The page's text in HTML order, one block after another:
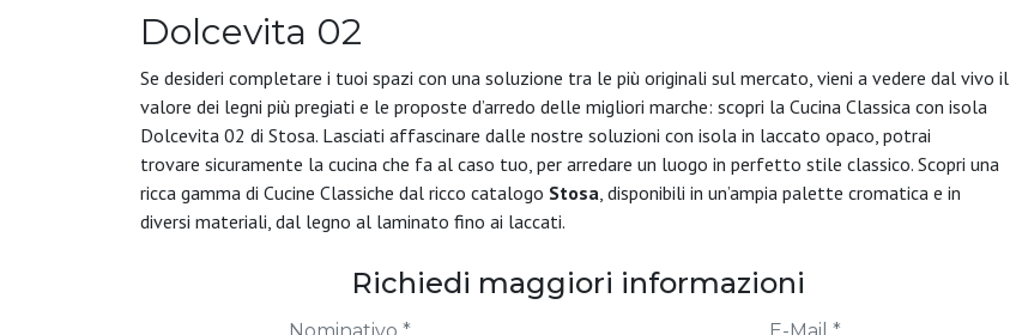
Dolcevita 02
Se desideri completare i tuoi spazi con una soluzione tra le più originali sul mercato, vieni a vedere dal vivo il
valore dei legni più pregiati e le proposte d’arredo delle migliori marche: scopri la Cucina Classica con isola
Dolcevita 02 di Stosa. Lasciati affascinare dalle nostre soluzioni con isola in laccato opaco, potrai
trovare sicuramente la cucina che fa al caso tuo, per arredare un luogo in perfetto stile classico. Scopri una
ricca gamma di Cucine Classiche dal ricco catalogo Stosa , disponibili in un’ampia palette cromatica e in
diversi materiali, dal legno al laminato fino ai laccati.
Richiedi maggiori informazioni